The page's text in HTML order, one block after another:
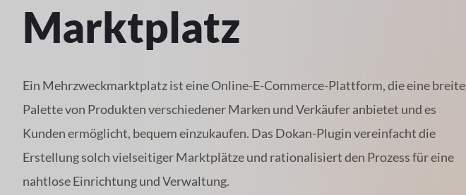
Marktplatz
Ein Mehrzweckmarktplatz ist eine Online-E-Commerce-Plattform, die eine breite
Palette von Produkten verschiedener Marken und Verkäufer anbietet und es
Kunden ermöglicht, bequem einzukaufen. Das Dokan-Plugin vereinfacht die
Erstellung solch vielseitiger Marktplätze und rationalisiert den Prozess für eine
nahtlose Einrichtung und Verwaltung.